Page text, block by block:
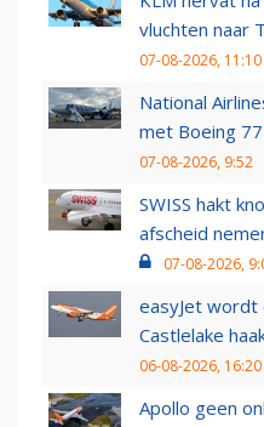
vluchten naar
07-08-2026, 11:10
National
met Boeing
07-08-2026, 9:52
SWISS hakt
afscheid
07-08-2026,
easyJet wordt
Castlelake
06-08-2026, 16:20
Apollo geen